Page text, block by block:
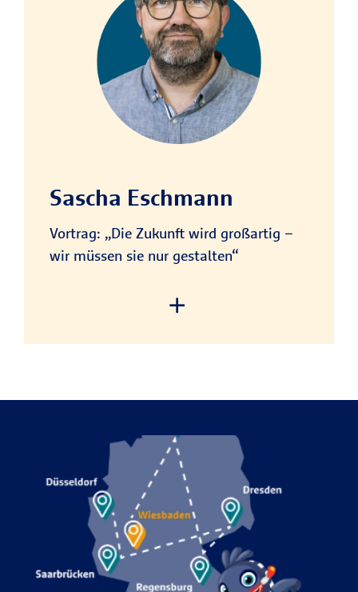
This content is not permitted
to load due to trackers that
are not disclosed to the visitor.
The website owner needs to
setup the site with their CMP
Management Platform
Sascha Eschmann
Vortrag: „Die Zukunft wird großartig –
wir müssen sie nur gestalten“
This content is not permitted
to load due to trackers that
are not disclosed to the visitor.
The website owner needs to
setup the site with their CMP
to add this content to the list